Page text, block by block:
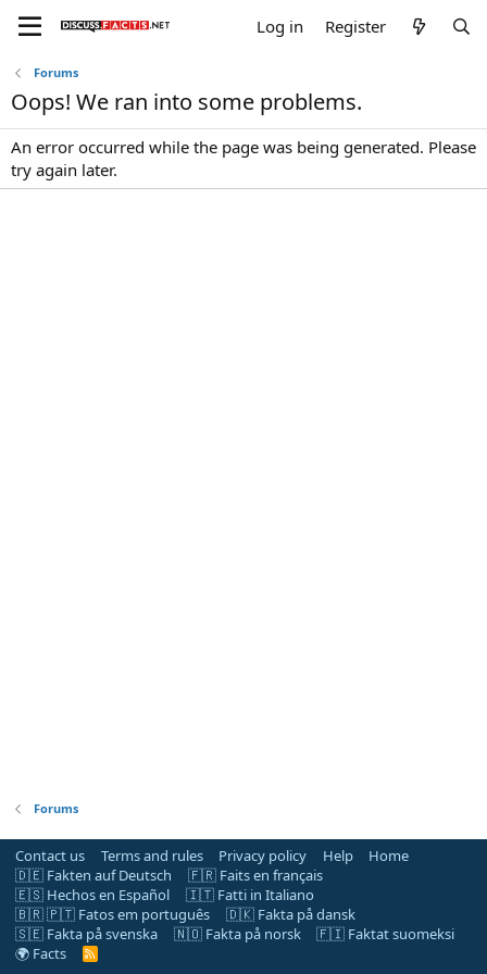
Log in Register
Forums
Oops! We ran into some problems.
An error occurred while the page was being generated. Please
try again later.
Forums
Contact us Terms and rules Privacy policy Help
Home
🇩🇪 Fakten auf Deutsch
🇫🇷 Faits en français
🇪🇸 Hechos en Español
🇮🇹 Fatti in Italiano
🇧🇷 🇵🇹 Fatos em português
🇩🇰 Fakta på dansk
🇸🇪 Fakta på svenska
🇳🇴 Fakta på norsk
🇫🇮 Faktat suomeksi
🌍 Facts
R